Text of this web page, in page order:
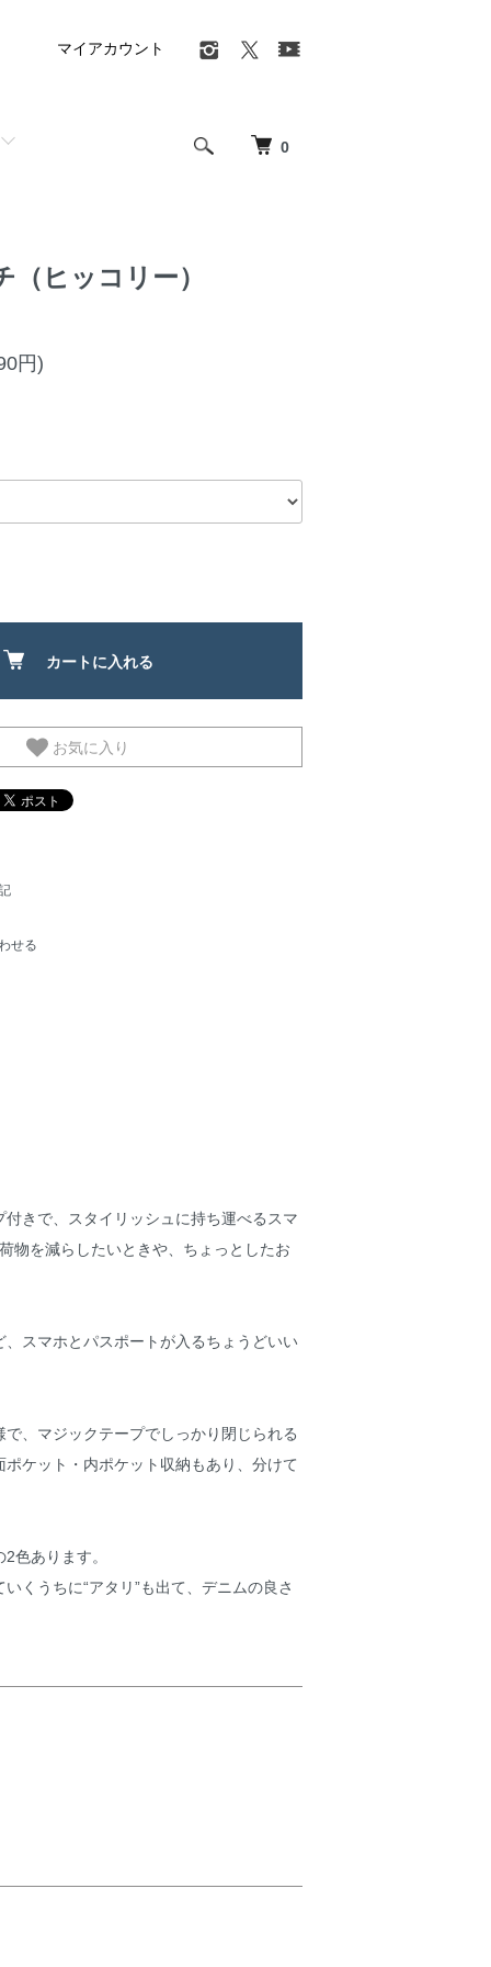
0
マイアカウント
ヒッコリー）
円)
カートに入れる
お気に入り
せる
きで、スタイリッシュに持ち運べるスマ
物を減らしたいときや、ちょっとしたお
、スマホとパスポートが入るちょうどいい
、マジックテープでしっかり閉じられる
ケット・内ポケット収納もあり、分けて
色あります。
くうちに“アタリ”も出て、デニムの良さ